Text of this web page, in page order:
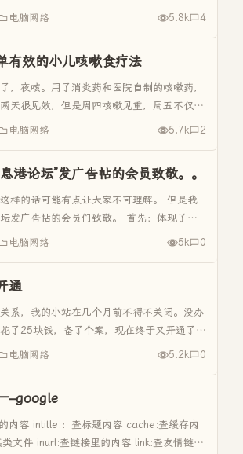
宝咳嗽的类型 咳嗽有外感咳嗽和内伤咳嗽之
电脑网络 5.8k 4
有效的小儿咳嗽食疗法
，夜咳。用了消炎药和医院自制的咳嗽药，
天很见效，但是周四咳嗽见重，周五不仅夜
嗽声紧。煮了两天冰糖梨水给他喝也没管
电脑网络 5.7k 2
港论坛”发广告帖的会员致敬。。
样的话可能有点让大家不可理解。 但是我
发广告帖的会员们致敬。 首先：体现了我
洪信息港一个新生的地方性论坛，能吸引这
电脑网络 5k 0
通
系，我的小站在几个月前不得不关闭。没办
了25块钱，备了个案，现在终于又开通了。
意义呢。
电脑网络 5.2k 0
内容 intitle:：查标题内容 cache:查缓存内
文件 inurl:查链接里的内容 link:查友情链接